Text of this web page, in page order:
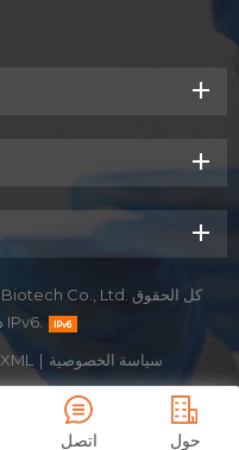
دعم شبكة IPv6.
XML | سياسة الخصوصية
حول اتصل